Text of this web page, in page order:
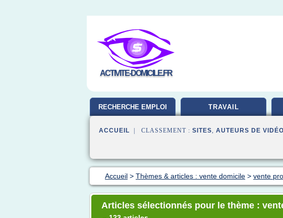
ACTIVITE-DOMICILE.FR
RECHERCHE EMPLOI TRAVAIL
ACCUEIL | CLASSEMENT : SITES, AUTEURS DE
Accueil > Thèmes & articles : vente domicile > vente
Articles sélectionnés pour le thème :